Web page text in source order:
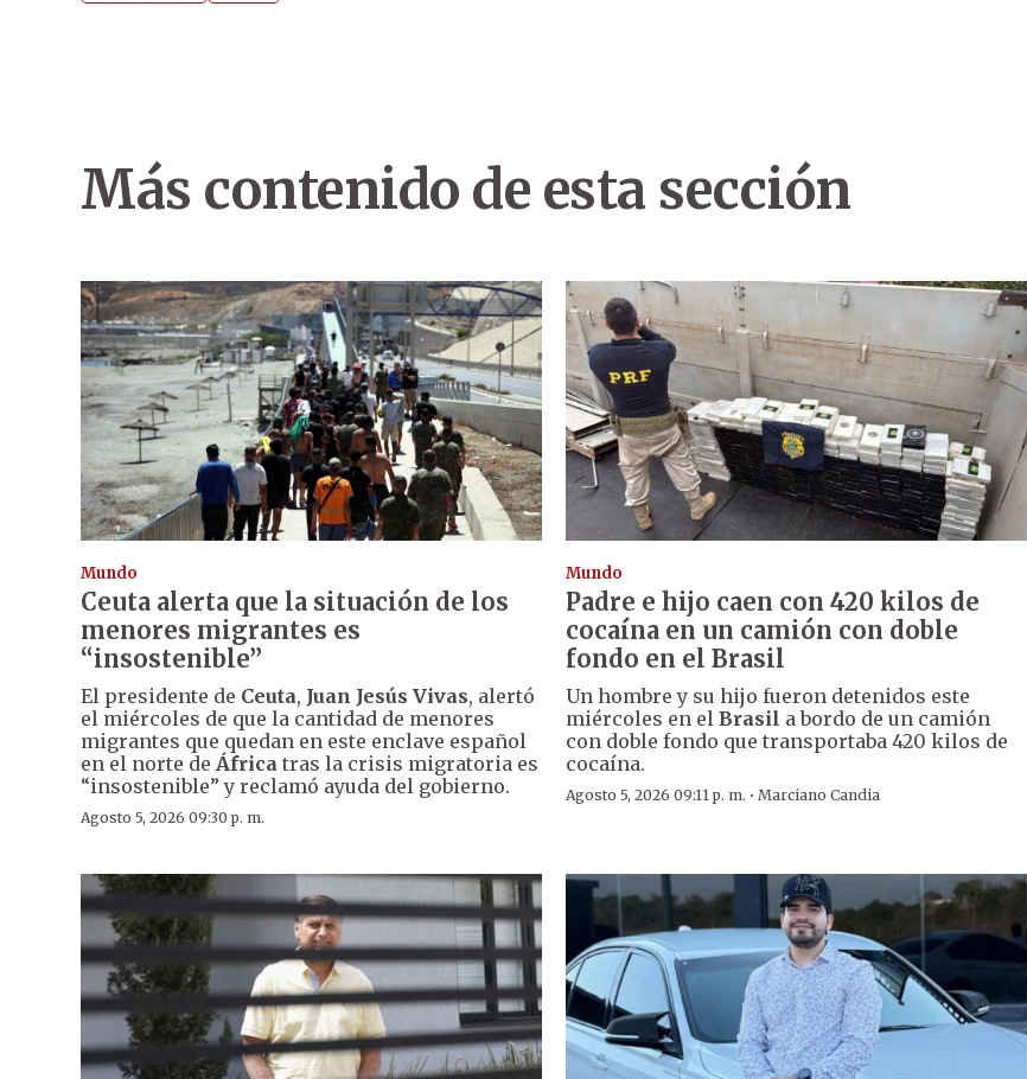
Más contenido de esta sección
Mundo
Ceuta alerta que la situación de los
menores migrantes es
“insostenible”
El presidente de Ceuta, Juan Jesús Vivas, alertó
el miércoles de que la cantidad de menores
migrantes que quedan en este enclave español
en el norte de África tras la crisis migratoria es
“insostenible” y reclamó ayuda del gobierno.
Agosto 5, 2026 09:30 p. m.
Mundo
Padre e hijo caen con 420 kilos de
cocaína en un camión con doble
fondo en el Brasil
Un hombre y su hijo fueron detenidos este
miércoles en elBrasil a bordo de un camión
con doble fondo que transportaba 420 kilos de
cocaína.
Agosto 5, 2026 09:11 p. m. ·Marciano Candia